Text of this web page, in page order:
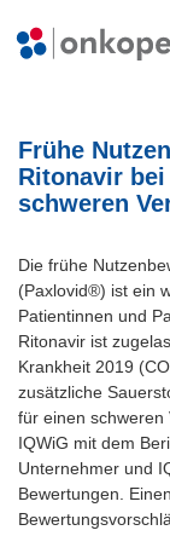
Frühe
Ritonavir
schweren
Die frühe
(Paxlovid®) ist ein
Patientinnen und
Ritonavir ist
Krankheit 2019
zusätzliche
für einen schweren
IQWiG mit dem
Unternehmer und
Bewertungen.